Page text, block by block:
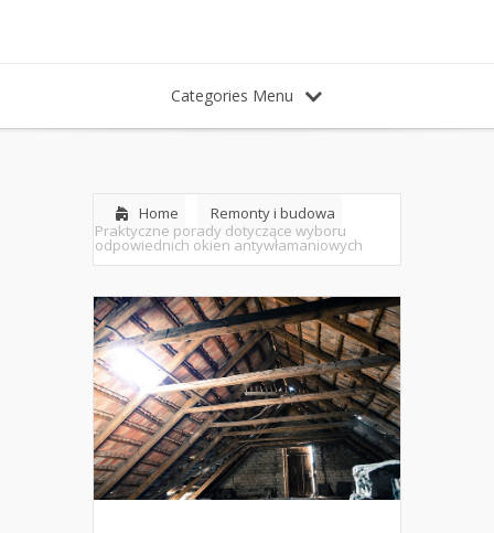
Categories Menu
Home
Remonty i budowa
Praktyczne porady dotyczące wyboru
odpowiednich okien antywłamaniowych